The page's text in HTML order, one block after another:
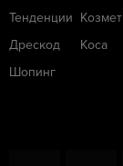
Тенденции
Дрескод
Шопинг
Коса